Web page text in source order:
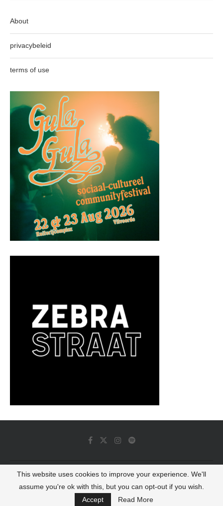
About
privacybeleid
terms of use
© 2022 - Luminous Dash All Rights Reserved
BACK TO TOP
This website uses cookies to improve your experience. We'll
assume you're ok with this, but you can opt-out if you wish.
Accept
Read More